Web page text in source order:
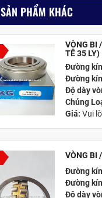
SẢN PHẨM KHÁC
VÒNG BI
TÊ 35 LY)
Đường
Đường
Độ dày
Chủng
Giá: Vui
VÒNG BI
Đường
Đường
Độ dày